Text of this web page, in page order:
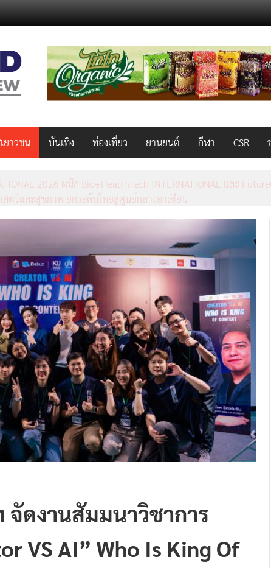
ยาวชน บันเทิง ท่องเที่ยว ยานยนต์ กีฬา CSR
2026 ผนึก Bio+HealthTech INTERNATIONAL และ
ตร์และสุขภาพ ยกระดับไทยสู่ศูนย์กลางอาเซียน
ดงานสัมมนาวิชาการ
VS AI” Who Is King Of